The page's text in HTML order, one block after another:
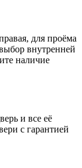
для проёма
внутренней
наличие
и все её
с гарантией